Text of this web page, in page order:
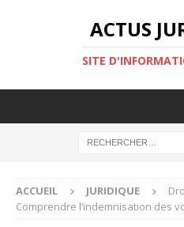
ACTUS
SITE
ACCUEIL JURIDIQUE
Comprendre l’indemnisation des